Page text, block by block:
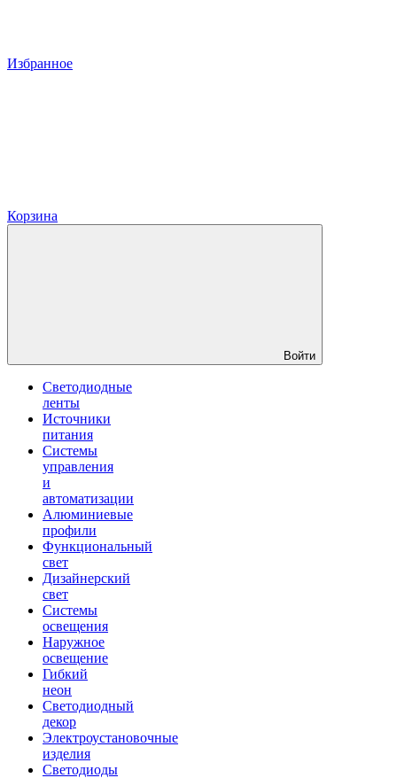
Избранное
Корзина
Войти
Светодиодные
ленты
Источники
питания
Системы
управления
и
автоматизации
Алюминиевые
профили
Функциональный
свет
Дизайнерский
свет
Системы
освещения
Наружное
освещение
Гибкий
неон
Светодиодный
декор
Электроустановочные
изделия
Светодиоды